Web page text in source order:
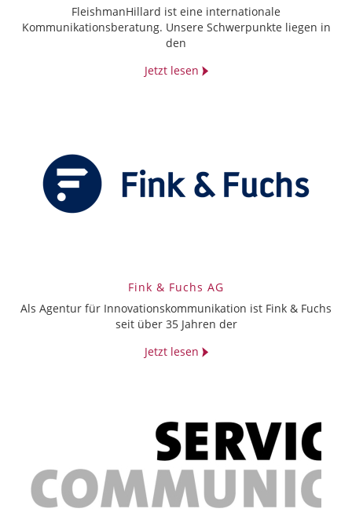
FleishmanHillard ist eine internationale
Kommunikationsberatung. Unsere Schwerpunkte liegen in
den
Jetzt lesen
Fink & Fuchs AG
Als Agentur für Innovationskommunikation ist Fink & Fuchs
seit über 35 Jahren der
Jetzt lesen